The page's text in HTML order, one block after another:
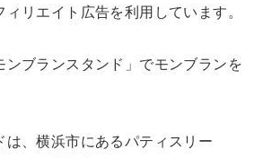
リエイト広告を利用しています。
ンブランスタンド」でモンブランを
は、横浜市にあるパティスリー